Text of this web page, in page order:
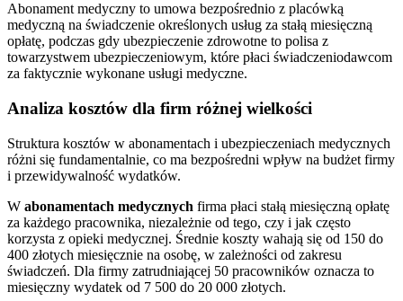
Abonament medyczny to umowa bezpośrednio z placówką
medyczną na świadczenie określonych usług za stałą miesięczną
opłatę, podczas gdy ubezpieczenie zdrowotne to polisa z
towarzystwem ubezpieczeniowym, które płaci świadczeniodawcom
za faktycznie wykonane usługi medyczne.
Analiza kosztów dla firm różnej wielkości
Struktura kosztów w abonamentach i ubezpieczeniach medycznych
różni się fundamentalnie, co ma bezpośredni wpływ na budżet firmy
i przewidywalność wydatków.
W abonamentach medycznych firma płaci stałą miesięczną opłatę
za każdego pracownika, niezależnie od tego, czy i jak często
korzysta z opieki medycznej. Średnie koszty wahają się od 150 do
400 złotych miesięcznie na osobę, w zależności od zakresu
świadczeń. Dla firmy zatrudniającej 50 pracowników oznacza to
miesięczny wydatek od 7 500 do 20 000 złotych.